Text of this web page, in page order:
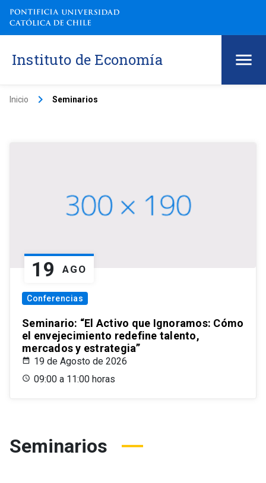
Instituto de Economía
Inicio keyboard_arrow_right Seminarios
19 AGO
Conferencias
Seminario: “El Activo que Ignoramos: Cómo
el envejecimiento redefine talento,
mercados y estrategia”
19 de Agosto de 2026
09:00 a 11:00 horas
Seminarios